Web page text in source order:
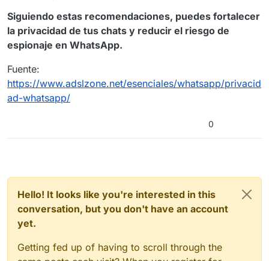
Siguiendo estas recomendaciones, puedes fortalecer
la privacidad de tus chats y reducir el riesgo de
espionaje en WhatsApp.
Fuente:
https://www.adslzone.net/esenciales/whatsapp/privacid
ad-whatsapp/
0
Hello! It looks like you're interested in this
conversation, but you don't have an account
yet.
Getting fed up of having to scroll through the